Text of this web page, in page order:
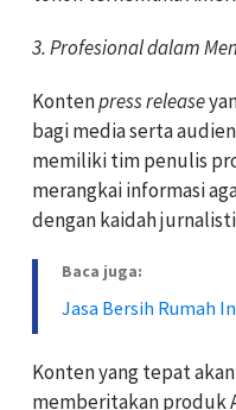
3. Profesional dalam
Kontenpress release
bagi media serta
memiliki tim penulis
merangkai informasi
dengan kaidah
Baca juga:
Jasa Bersih Rumah
Konten yang tepat
memberitakan produk